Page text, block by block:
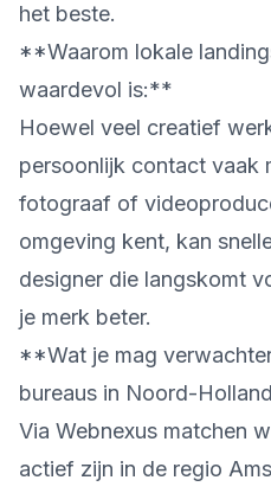
het beste.
**Waarom lokale
waardevol is:**
Hoewel veel creatief
persoonlijk contact vaak
fotograaf of
omgeving kent, kan
designer die langskomt
je merk beter.
**Wat je mag
bureaus in Noord-
Via Webnexus matchen
actief zijn in de regio